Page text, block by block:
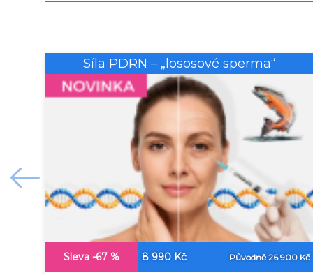
Síla PDRN – „lososové sperma“
Sleva -67 % 8 990 Kč Původně 26 900 Kč